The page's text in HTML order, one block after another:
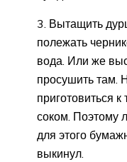
3. Вытащить
полежать
вода. Или же
просушить там.
приготовиться
соком. Поэтому
для этого
выкинул.